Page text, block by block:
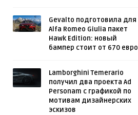
Gevalto подготовила для
Alfa Romeo Giulia пакет
Hawk Edition: новый
бампер стоит от 670 евро
Lamborghini Temerario
получил два проекта Ad
Personam с графикой по
мотивам дизайнерских
эскизов